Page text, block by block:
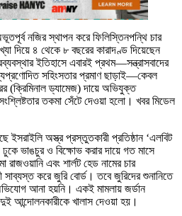
নজির স্থাপন করে ফিলিস্তিনপন্থি চার
দিয়ে ৪ থেকে ৮ বছরের কারাদণ্ড দিয়েছেন
ইতিহাসে এবারই প্রথম—সন্ত্রাসবাদের
সহিংসতার প্রমাণ ছাড়াই—কেবল
(ক্রিমিনাল ড্যামেজ) দায়ে অভিযুক্ত
তকমা সেঁটে দেওয়া হলো। খবর মিডেল
অস্ত্র প্রস্তুতকারী প্রতিষ্ঠান ‘এলবিট
ভাঙচুর ও বিক্ষোভ করার দায়ে গত মাসে
রাজওয়ানি এবং শার্লট হেড নামের চার
সাব্যস্ত করে জুরি বোর্ড। তবে জুরিদের শুনানিতে
আনা হয়নি। একই মামলায় জর্ডান
আন্দোলনকারীকে খালাস দেওয়া হয়।